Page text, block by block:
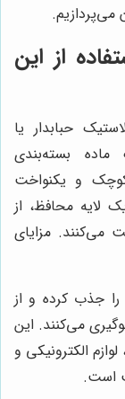
می‌پردازیم.
از این
حبابدار یا
ماده بسته‌بندی
و یکنواخت
لایه محافظ، از
می‌کنند. مزایای
جذب کرده و از
می‌کنند. این
الکترونیکی و
است.